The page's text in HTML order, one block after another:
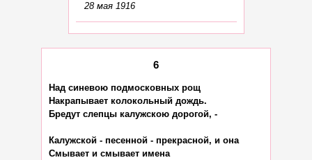
28 мая 1916
6
Над синевою подмосковных рощ
Накрапывает колокольный дождь.
Бредут слепцы калужскою дорогой, -
Калужской - песенной - прекрасной, и она
Смывает и смывает имена